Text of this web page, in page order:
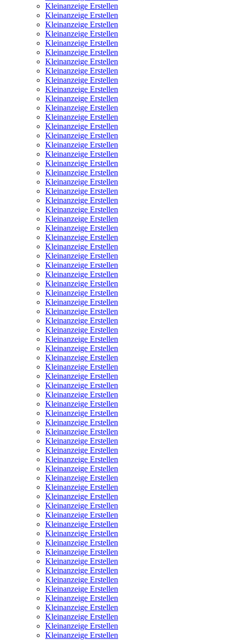
Kleinanzeige Erstellen
Kleinanzeige Erstellen
Kleinanzeige Erstellen
Kleinanzeige Erstellen
Kleinanzeige Erstellen
Kleinanzeige Erstellen
Kleinanzeige Erstellen
Kleinanzeige Erstellen
Kleinanzeige Erstellen
Kleinanzeige Erstellen
Kleinanzeige Erstellen
Kleinanzeige Erstellen
Kleinanzeige Erstellen
Kleinanzeige Erstellen
Kleinanzeige Erstellen
Kleinanzeige Erstellen
Kleinanzeige Erstellen
Kleinanzeige Erstellen
Kleinanzeige Erstellen
Kleinanzeige Erstellen
Kleinanzeige Erstellen
Kleinanzeige Erstellen
Kleinanzeige Erstellen
Kleinanzeige Erstellen
Kleinanzeige Erstellen
Kleinanzeige Erstellen
Kleinanzeige Erstellen
Kleinanzeige Erstellen
Kleinanzeige Erstellen
Kleinanzeige Erstellen
Kleinanzeige Erstellen
Kleinanzeige Erstellen
Kleinanzeige Erstellen
Kleinanzeige Erstellen
Kleinanzeige Erstellen
Kleinanzeige Erstellen
Kleinanzeige Erstellen
Kleinanzeige Erstellen
Kleinanzeige Erstellen
Kleinanzeige Erstellen
Kleinanzeige Erstellen
Kleinanzeige Erstellen
Kleinanzeige Erstellen
Kleinanzeige Erstellen
Kleinanzeige Erstellen
Kleinanzeige Erstellen
Kleinanzeige Erstellen
Kleinanzeige Erstellen
Kleinanzeige Erstellen
Kleinanzeige Erstellen
Kleinanzeige Erstellen
Kleinanzeige Erstellen
Kleinanzeige Erstellen
Kleinanzeige Erstellen
Kleinanzeige Erstellen
Kleinanzeige Erstellen
Kleinanzeige Erstellen
Kleinanzeige Erstellen
Kleinanzeige Erstellen
Kleinanzeige Erstellen
Kleinanzeige Erstellen
Kleinanzeige Erstellen
Kleinanzeige Erstellen
Kleinanzeige Erstellen
Kleinanzeige Erstellen
Kleinanzeige Erstellen
Kleinanzeige Erstellen
Kleinanzeige Erstellen
Kleinanzeige Erstellen